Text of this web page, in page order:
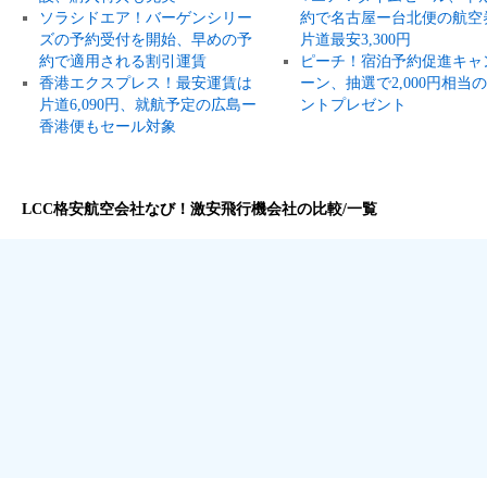
ソラシドエア！バーゲンシリー
ズの予約受付を開始、早めの予
約で適用される割引運賃
香港エクスプレス！最安運賃は
片道6,090円、就航予定の広島ー
香港便もセール対象
約で名古屋ー台北便の航空
片道最安3,300円
ピーチ！宿泊予約促進キャ
ーン、抽選で2,000円相当
ントプレゼント
LCC格安航空会社なび！激安飛行機会社の比較/一覧